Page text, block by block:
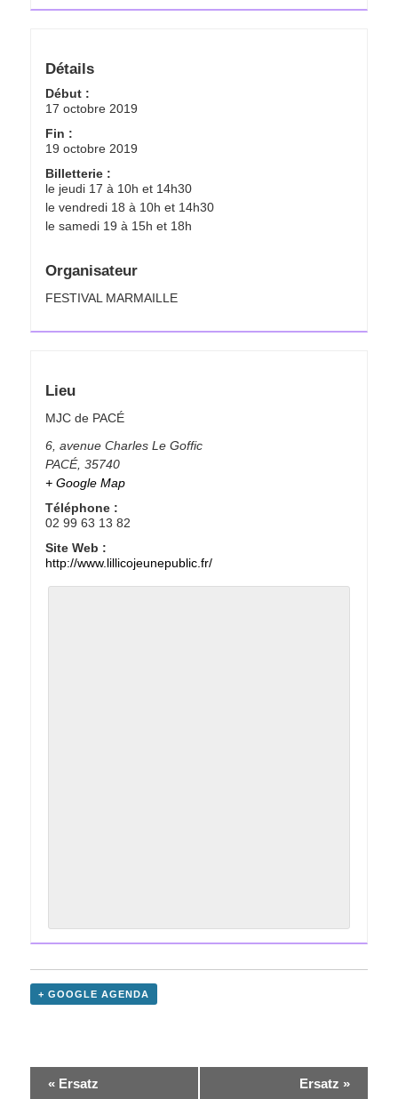
Détails
Début :
17 octobre 2019
Fin :
19 octobre 2019
Billetterie :
le jeudi 17 à 10h et 14h30
le vendredi 18 à 10h et 14h30
le samedi 19 à 15h et 18h
Organisateur
FESTIVAL MARMAILLE
Lieu
MJC de PACÉ
6, avenue Charles Le Goffic
PACÉ, 35740
+ Google Map
Téléphone :
02 99 63 13 82
Site Web :
http://www.lillicojeunepublic.fr/
+ GOOGLE AGENDA
« Ersatz Ersatz »